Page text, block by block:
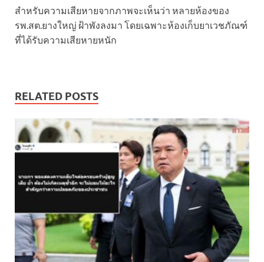
สำหรับความเสียหายจากภาพจะเห็นว่า หลายห้องของ
รพ.สต.ยางใหญ่ ฝ้าพังลงมา โดยเฉพาะห้องเก็บยาเวชภัณฑ์
ที่ได้รับความเสียหายหนัก
RELATED POSTS